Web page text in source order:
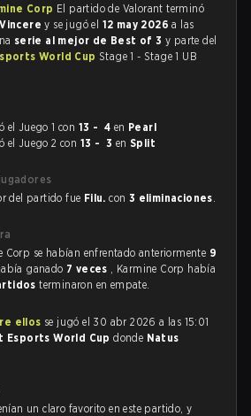
Corp El partido de Valorant terminó
y se jugó el 12 may 2026a las
serie al mejor de Best of 3y parte del
World Cup Stage 1 - Stage 1 UB
el Juego 1 con 13 - 4 en Pearl
el Juego 2 con 13 - 3 enSplit
del partido fue Filu. con 3 eliminaciones.
Corp se habían enfrentado anteriormente 9
ganado 7 veces , Karmine Corp había
terminaron en empate.
ellos se jugó el 30 abr 2026 a las 15:01
Esports World Cupdonde Natus
un claro favorito en este partido, y